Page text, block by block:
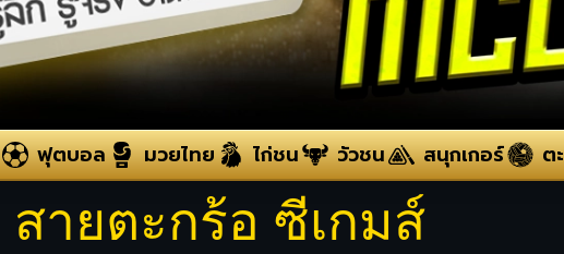
ฟุตบอล มวยไทย ไก่ชน วัวชน สนุกเกอร์ ต
สายตะกร้อ ซีเกมส์